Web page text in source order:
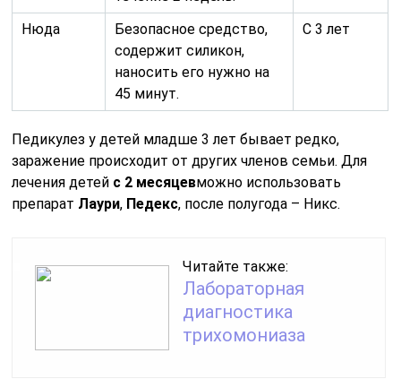
Нюда
Безопасное средство,
содержит силикон,
наносить его нужно на
45 минут.
С 3 лет
Педикулез у детей младше 3 лет бывает редко,
заражение происходит от других членов семьи. Для
лечения детей с 2 месяцевможно использовать
препарат Лаури, Педекс, после полугода – Никс.
Читайте также:
Лабораторная
диагностика
трихомониаза